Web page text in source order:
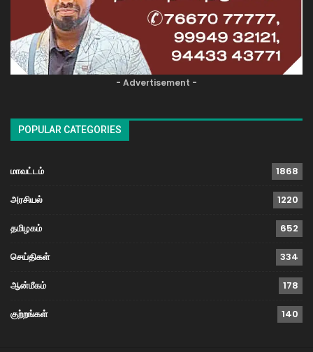
- Advertisement -
POPULAR CATEGORIES
மாவட்டம் 1868
அரசியல் 1220
தமிழகம் 652
செய்திகள் 334
ஆன்மீகம் 178
குற்றங்கள் 140